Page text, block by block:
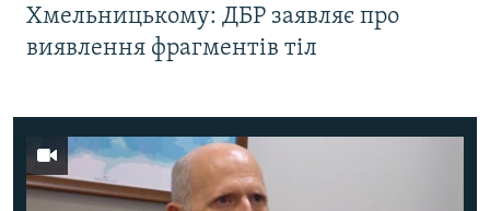
Хмельницькому: ДБР заявляє про
виявлення фрагментів тіл